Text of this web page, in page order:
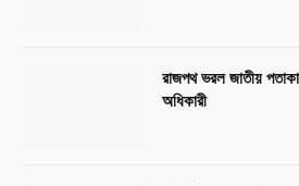
রাজপথ ভরল জাতীয়
অধিকারী